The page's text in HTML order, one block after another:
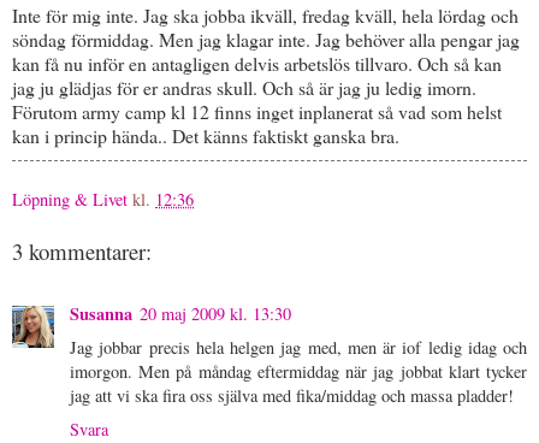
Inte för mig inte. Jag ska jobba ikväll, fredag kväll, hela lördag och
söndag förmiddag. Men jag klagar inte. Jag behöver alla pengar jag
kan få nu inför en antagligen delvis arbetslös tillvaro. Och så kan
jag ju glädjas för er andras skull. Och så är jag ju ledig imorn.
Förutom army camp kl 12 finns inget inplanerat så vad som helst
kan i princip hända.. Det känns faktiskt ganska bra.
Löpning & Livet kl. 12:36
3 kommentarer:
Susanna 20 maj 2009 kl. 13:30
Jag jobbar precis hela helgen jag med, men är iof ledig idag och
imorgon. Men på måndag eftermiddag när jag jobbat klart tycker
jag att vi ska fira oss själva med fika/middag och massa pladder!
Svara